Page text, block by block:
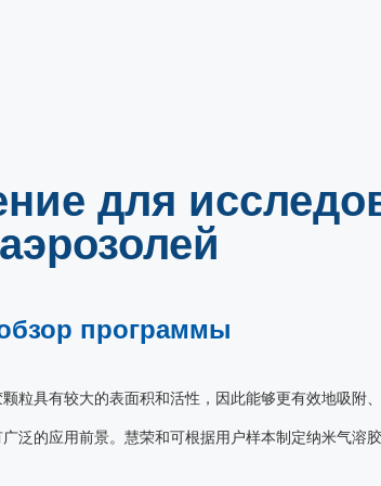
для
программы
粒具有较大的表面积和活性，因此能够更有效地吸附
泛的应用前景。慧荣和可根据用户样本制定纳米气溶